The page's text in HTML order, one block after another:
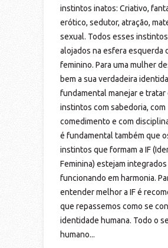
instintos inatos: Criativo,
erótico, sedutor, atração,
sexual. Todos esses
alojados na esfera esquerda
feminino. Para uma mulher
bem a sua verdadeira
fundamental manejar e tratar
instintos com sabedoria, com
comedimento e com
é fundamental também que
instintos que formam a IF
Feminina) estejam integrados
funcionando em harmonia.
entender melhor a IF é
que repassemos como se
identidade humana. Todo o
humano...